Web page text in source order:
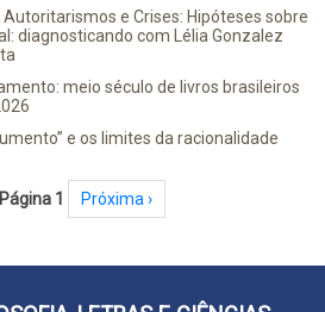
e Crises: Hipóteses sobre
diagnosticando com Lélia Gonzalez
meio século de livros brasileiros
e os limites da racionalidade
Página 1 Próxima página
Próxima ›